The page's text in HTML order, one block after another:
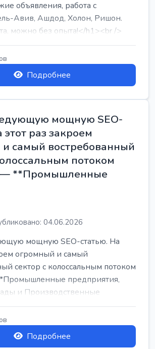
объявления, работа с
Авив, Ашдод, Холон, Ришон.
можно без опыта!</h1><br />
Подробнее
мощную SEO-
этот раз закроем
самый востребованный
потоком
— **Промышленные
04.06.2026
мощную SEO-статью. На
огромный и самый
сектор с колоссальным потоком
предприятия,
и Производственные
Подробнее